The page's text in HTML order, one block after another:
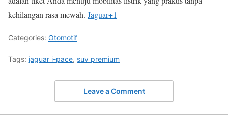
kehilangan rasa mewah. Jaguar+1
Categories: Otomotif
Tags: jaguar i-pace, suv premium
Leave a Comment